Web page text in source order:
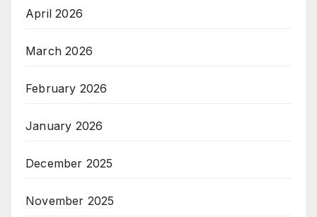
April 2026
March 2026
February 2026
January 2026
December 2025
November 2025